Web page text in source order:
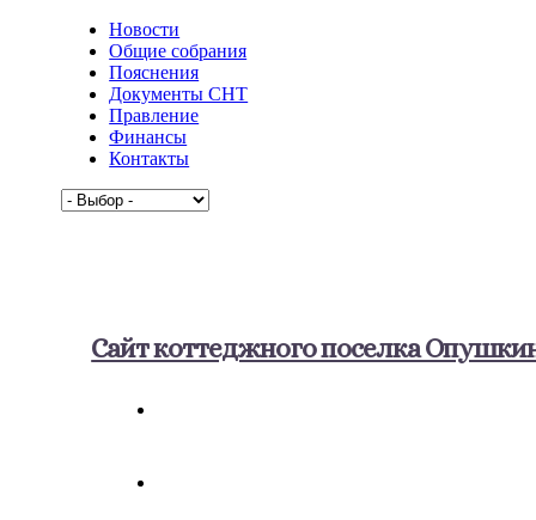
Новости
Общие собрания
Пояснения
Документы СНТ
Правление
Финансы
Контакты
Сайт коттеджного поселка